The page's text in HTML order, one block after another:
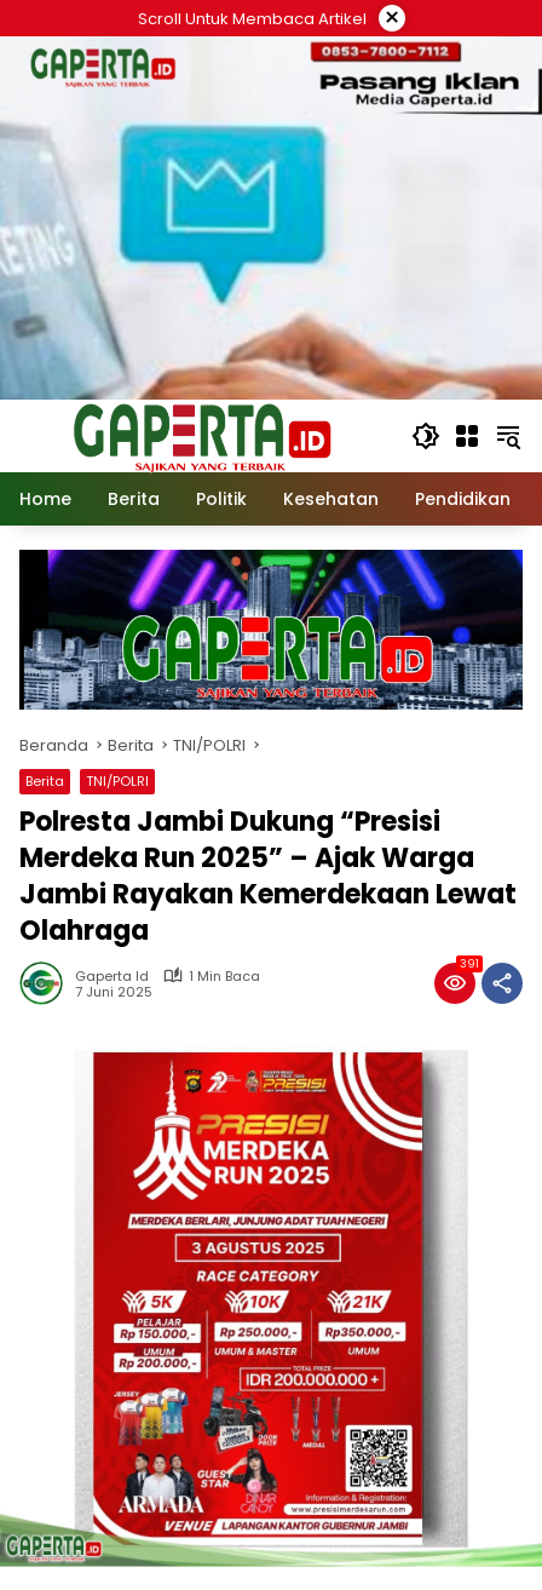
ke
konten
Scroll Untuk Membaca Artikel ×
Home Berita Politik Kesehatan Pendidikan
Beranda Berita TNI/POLRI
Berita TNI/POLRI
Polresta Jambi Dukung “Presisi
Merdeka Run 2025” – Ajak Warga
Jambi Rayakan Kemerdekaan Lewat
Olahraga
Gaperta Id
1 Min Baca
7 Juni 2025
391